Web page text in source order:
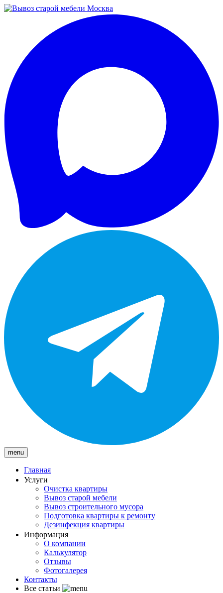
menu
Главная
Услуги
Очистка квартиры
Вывоз старой мебели
Вывоз строительного мусора
Подготовка квартиры к ремонту
Дезинфекция квартиры
Информация
О компании
Калькулятор
Отзывы
Фотогалерея
Контакты
Все статьи